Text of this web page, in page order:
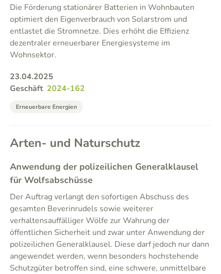
Die Förderung stationärer Batterien in Wohnbauten
optimiert den Eigenverbrauch von Solarstrom und
entlastet die Stromnetze. Dies erhöht die Effizienz
dezentraler erneuerbarer Energiesysteme im
Wohnsektor.
23.04.2025
Geschäft 2024-162
Erneuerbare Energien
Arten- und Naturschutz
Anwendung der polizeilichen Generalklausel
für Wolfsabschüsse
Der Auftrag verlangt den sofortigen Abschuss des
gesamten Beverinrudels sowie weiterer
verhaltensauffälliger Wölfe zur Wahrung der
öffentlichen Sicherheit und zwar unter Anwendung der
polizeilichen Generalklausel. Diese darf jedoch nur dann
angewendet werden, wenn besonders hochstehende
Schutzgüter betroffen sind, eine schwere, unmittelbare